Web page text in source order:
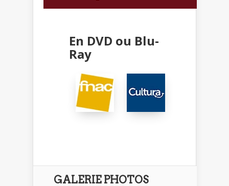
En DVD ou Blu-
Ray
GALERIE PHOTOS